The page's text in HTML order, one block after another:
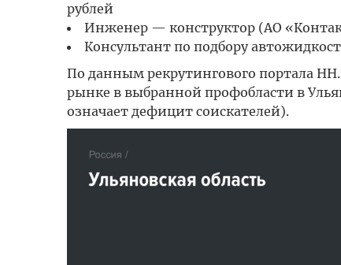
рублей
Инженер — конструктор (АО
Консультант по подбору
По данным рекрутингового портала
рынке в выбранной профобласти в
означает дефицит соискателей).